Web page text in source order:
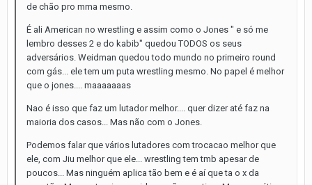
de chão pro mma mesmo.
É ali American no wrestling e assim como o Jones " e só me
lembro desses 2 e do kabib" quedou TODOS os seus
adversários. Weidman quedou todo mundo no primeiro round
com gás... ele tem um puta wrestling mesmo. No papel é melhor
que o jones.... maaaaaaas
Nao é isso que faz um lutador melhor.... quer dizer até faz na
maioria dos casos... Mas não com o Jones.
Podemos falar que vários lutadores com trocacao melhor que
ele, com Jiu melhor que ele... wrestling tem tmb apesar de
poucos... Mas ninguém aplica tão bem e é aí que ta o x da